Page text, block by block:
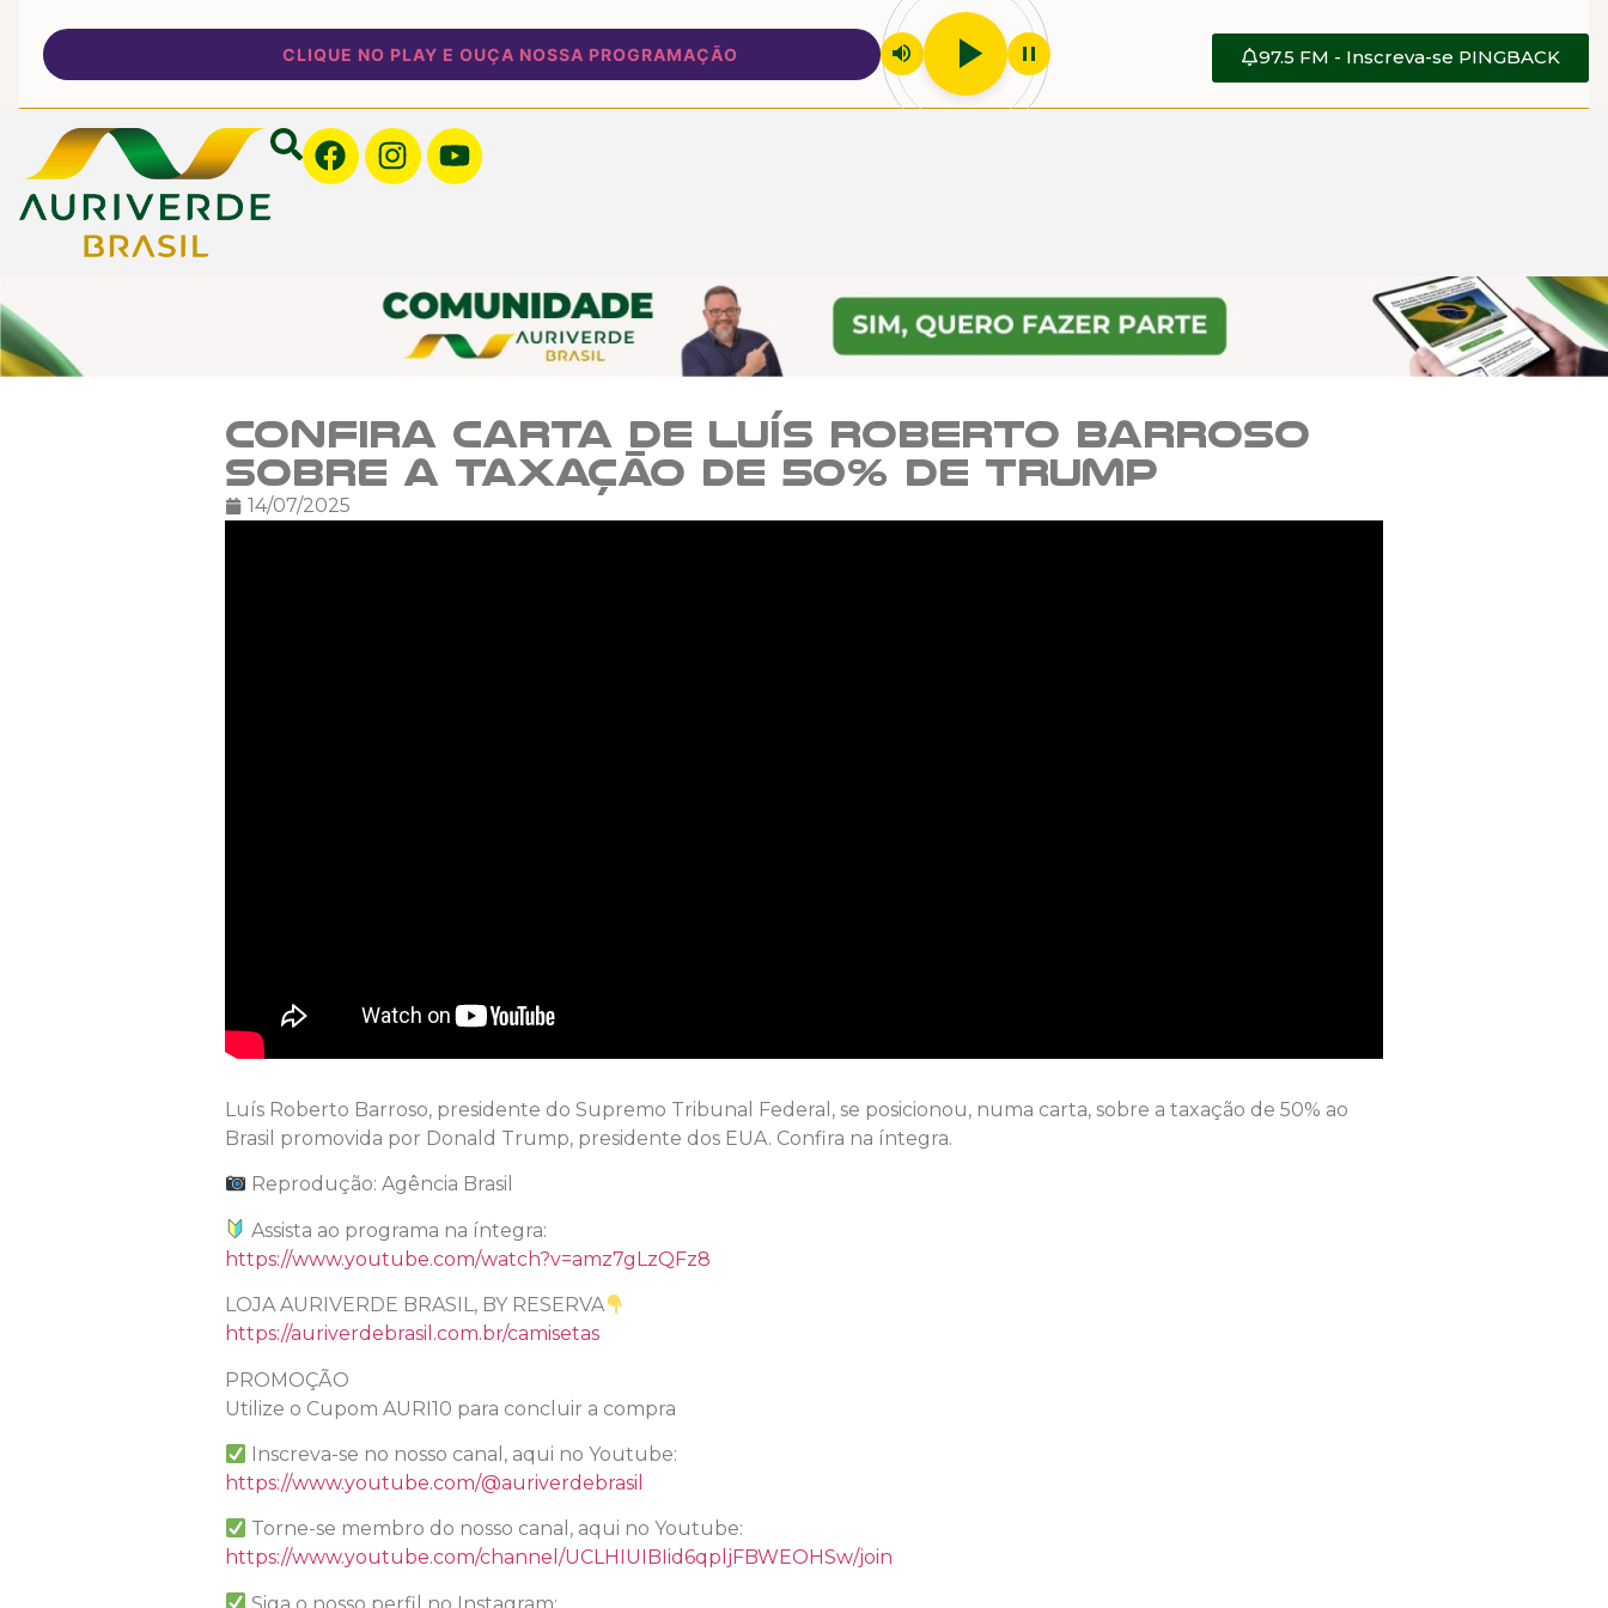
CLIQUE NO PLAY E OUÇA NOSSA PROGRAMAÇÃO volume_up play_arrow pause 97.5 FM - Inscreva-se PINGBACK
Confira carta de Luís Roberto Barroso
sobre a taxação de 50% de Trump
14/07/2025
Luís Roberto Barroso, presidente do Supremo Tribunal Federal, se posicionou, numa carta, sobre a taxação de 50% ao
Brasil promovida por Donald Trump, presidente dos EUA. Confira na íntegra.
Reprodução: Agência Brasil
Assista ao programa na íntegra:
https://www.youtube.com/watch?v=amz7gLzQFz8
LOJA AURIVERDE BRASIL, BY RESERVA
https://auriverdebrasil.com.br/camisetas
PROMOÇÃO
Utilize o Cupom AURI10 para concluir a compra
Inscreva-se no nosso canal, aqui no Youtube:
https://www.youtube.com/@auriverdebrasil
Torne-se membro do nosso canal, aqui no Youtube:
https://www.youtube.com/channel/UCLHIUIBIid6qpljFBWEOHSw/join